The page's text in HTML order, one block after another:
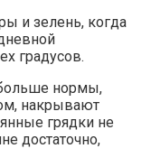
и зелень, когда
градусов.
нормы,
накрывают
грядки не
достаточно,